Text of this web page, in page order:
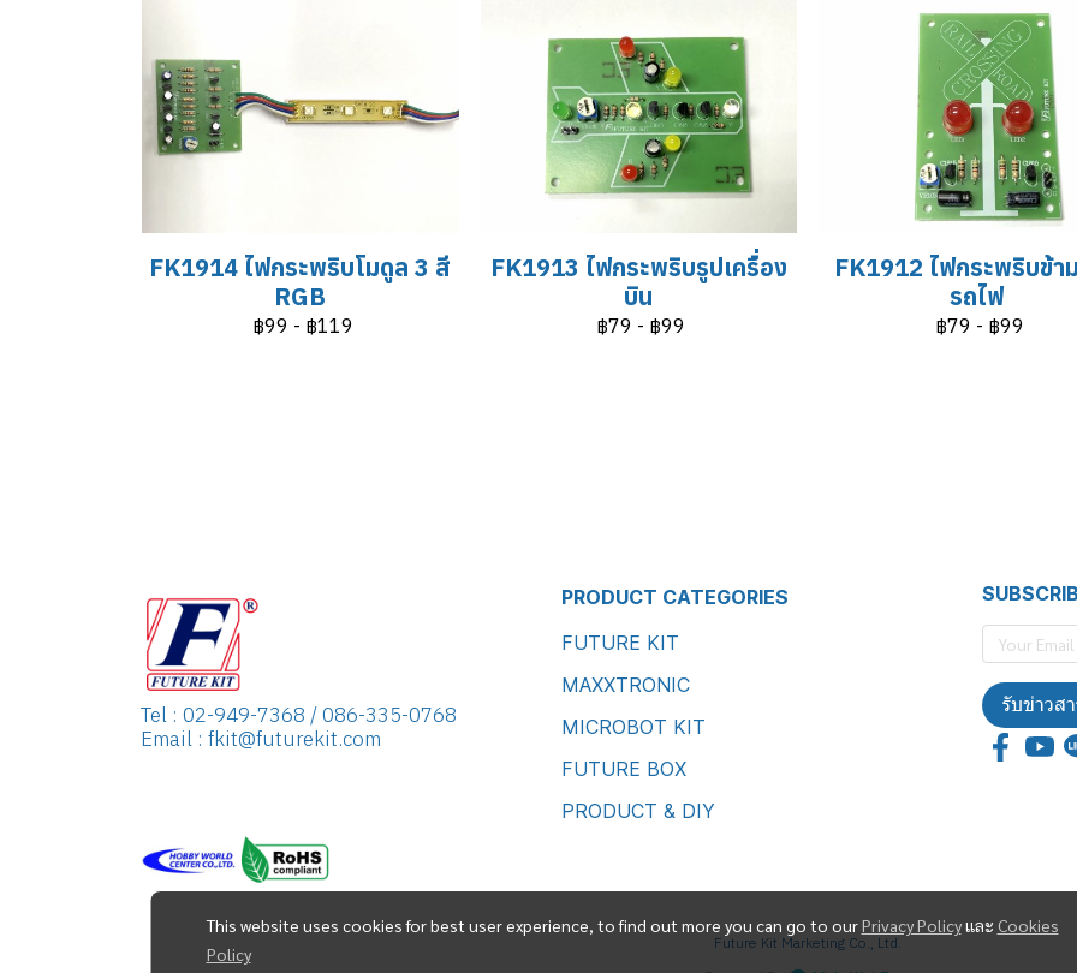
FK1914 ไฟกระพริบโมดูล 3 สี
RGB
฿99 - ฿119
FK1913 ไฟกระพริบรูปเครื่อง
บิน
฿79 - ฿99
FK1912 ไฟกระพริบข้า
รถไฟ
฿79 - ฿99
This website uses cookies for best user experience, to find out more you can go to ourPrivacy Policyและ Cookies
Policy
Tel : 02-949-7368 / 086-335-0768
Email : fkit@futurekit.com
PRODUCT CATEGORIES
FUTURE KIT
MAXXTRONIC
MICROBOT KIT
FUTURE BOX
PRODUCT & DIY
รับข่าวส
Future Kit Marketing Co., Ltd.